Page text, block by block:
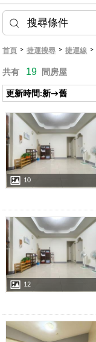
搜尋條件
首頁 > 捷運搜尋 > 捷運線 >
共有 19 間房屋
更新時間:新→舊
店長推薦
10
店長推薦
12
店長推薦